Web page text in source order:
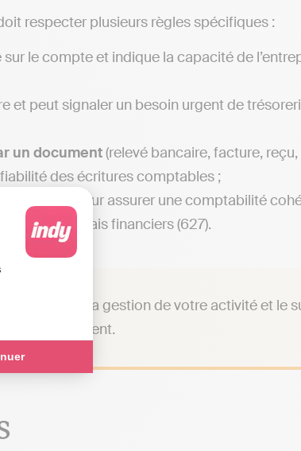
: Personnalisez vos Options
respecter plusieurs règles spécifiques :
le compte et indique la capacité de
et peut signaler un besoin urgent de
un document(relevé bancaire, facture,
des écritures comptables ;
pour assurer une comptabilité
et les frais financiers (627).
simplifie la gestion de votre activité et le
enregistrement.